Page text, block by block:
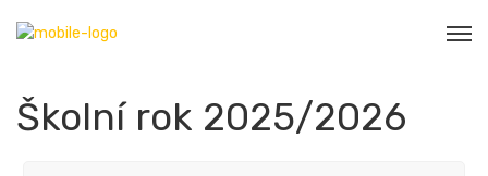
Školní rok 2025/2026